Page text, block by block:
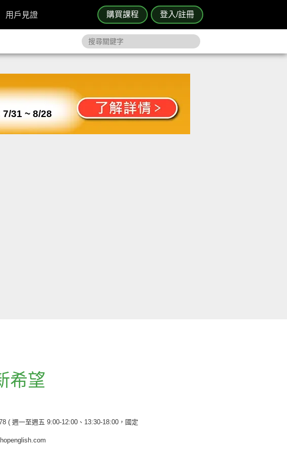
購買課程 登入/註冊
用戶見證
7/31 ~ 8/28
希望
( 週一至週五 9:00-12:00、13:30-18:00，國定